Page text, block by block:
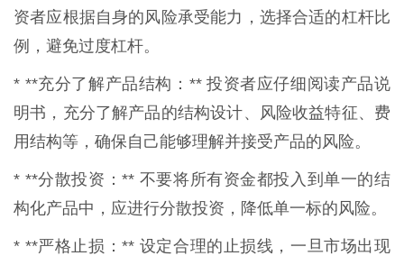
资者应根据自身的风险承受能力，选择合适的杠杆比
例，避免过度杠杆。
* **充分了解产品结构：** 投资者应仔细阅读产品说
明书，充分了解产品的结构设计、风险收益特征、费
用结构等，确保自己能够理解并接受产品的风险。
* **分散投资：** 不要将所有资金都投入到单一的结
构化产品中，应进行分散投资，降低单一标的风险。
* **严格止损：** 设定合理的止损线，一旦市场出现